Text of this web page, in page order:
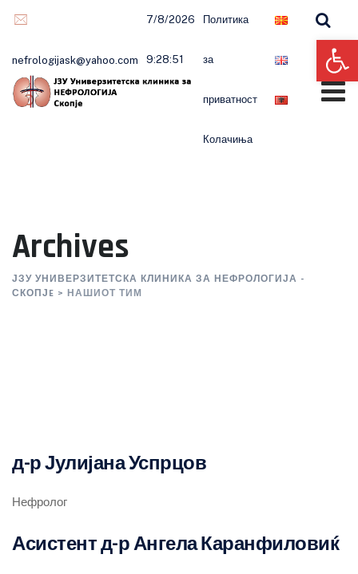
nefrologijask@yahoo.com
7/8/2026
9:28:52
Политика
за
приватност
Колачиња
Archives
ЈЗУ УНИВЕРЗИТЕТСКА КЛИНИКА ЗА НЕФРОЛОГИЈА -
СКОПЈE > НАШИОТ ТИМ
д-р Јулијана Успрцов
Нефролог
Асистент д-р Ангела Каранфиловиќ